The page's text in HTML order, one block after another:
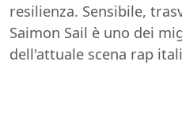
resilienza. Sensibile,
Saimon Sail è uno dei
dell'attuale scena rap